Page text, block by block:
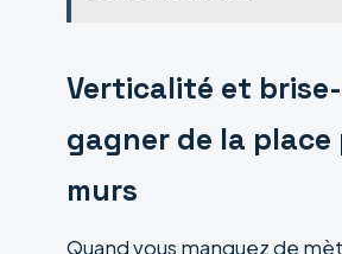
Verticalité et
gagner de la place
murs
Quand vous manquez de